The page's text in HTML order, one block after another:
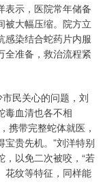
表示，医院常年储备
被大幅压缩。院方立
感染结合蛇药片内服
全准备，救治流程紧
民关心的问题，刘
毒血清也各不相
携带完整蛇体就医，
贵先机。”刘洋特别
以免二次被咬，“若
花纹等特征，同样能